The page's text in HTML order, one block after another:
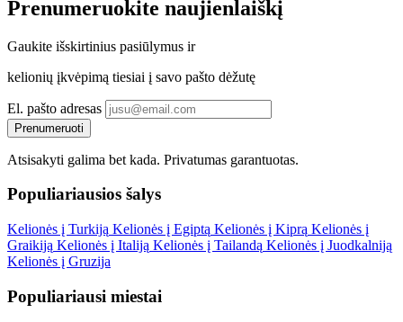
Prenumeruokite naujienlaiškį
Gaukite išskirtinius pasiūlymus ir
kelionių įkvėpimą tiesiai į savo pašto dėžutę
El. pašto adresas
Prenumeruoti
Atsisakyti galima bet kada. Privatumas garantuotas.
Populiariausios šalys
Kelionės į Turkiją Kelionės į Egiptą Kelionės į Kiprą Kelionės į
Graikiją Kelionės į Italiją Kelionės į Tailandą Kelionės į Juodkalniją
Kelionės į Gruzija
Populiariausi miestai